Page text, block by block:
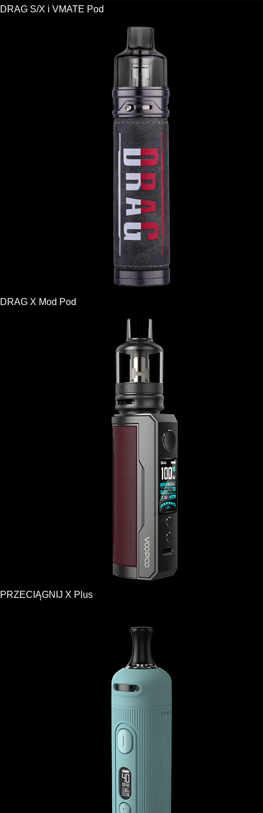
DRAG S/X i VMATE Pod
DRAG X Mod Pod
PRZECIĄGNIJ X Plus